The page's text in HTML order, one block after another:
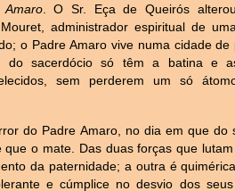
. O Sr. Eça de Queirós
administrador espiritual de
o Padre Amaro vive numa cidade
sacerdócio só têm a batina e
sem perderem um só
do Padre Amaro, no dia em que do
o mate. Das duas forças que
da paternidade; a outra é
e cúmplice no desvio dos